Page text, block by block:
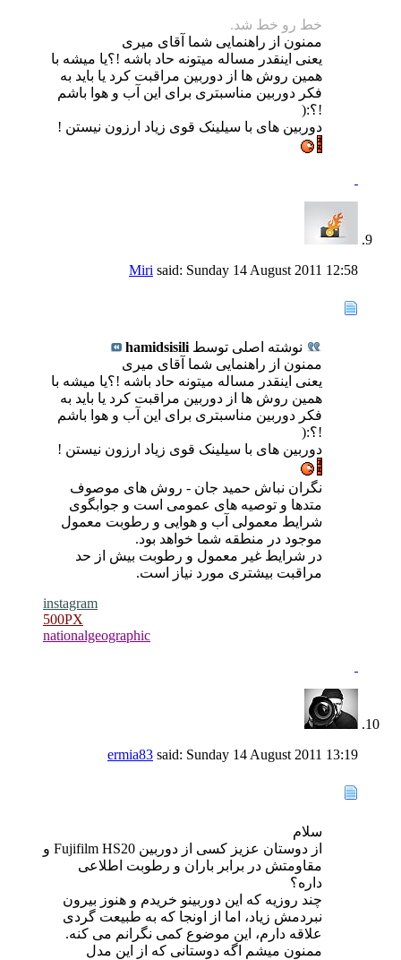
خط رو خط شد.
ممنون از راهنمایی شما آقای میری
یعنی اینقدر مساله میتونه حاد باشه !؟یا میشه با
همین روش ها از دوربین مراقبت کرد یا باید به
فکر دوربین مناسبتری برای این آب و هوا باشم
!؟:(
دوربین های با سیلینک قوی زیاد ارزون نیستن !
Miri said: Sunday 14 August 2011 12:58
نوشته اصلی توسط hamidsisili
ممنون از راهنمایی شما آقای میری
یعنی اینقدر مساله میتونه حاد باشه !؟یا میشه با
همین روش ها از دوربین مراقبت کرد یا باید به
فکر دوربین مناسبتری برای این آب و هوا باشم
!؟:(
دوربین های با سیلینک قوی زیاد ارزون نیستن !
نگران نباش حمید جان - روش های موصوف
متدها و توصیه های عمومی است و جوابگوی
شرایط معمولی آب و هوایی و رطوبت معمول
موجود در منطقه شما خواهد بود.
در شرایط غیر معمول و رطوبت بیش از حد
مراقبت بیشتری مورد نیاز است.
instagram
500PX
nationalgeographic
ermia83 said: Sunday 14 August 2011 13:19
سلام
از دوستان عزیز کسی از دوربین Fujifilm HS20 و
مقاومتش در برابر باران و رطوبت اطلاعی
داره؟
چند روزیه که این دوربینو خریدم و هنوز بیرون
نبردمش زیاد، اما از اونجا که به طبیعت گردی
علاقه دارم، این موضوع کمی نگرانم می کنه.
ممنون میشم اگه دوستانی که از این مدل